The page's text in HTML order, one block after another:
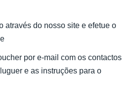
através do nosso site e efetue o
por e-mail com os contactos
e as instruções para o